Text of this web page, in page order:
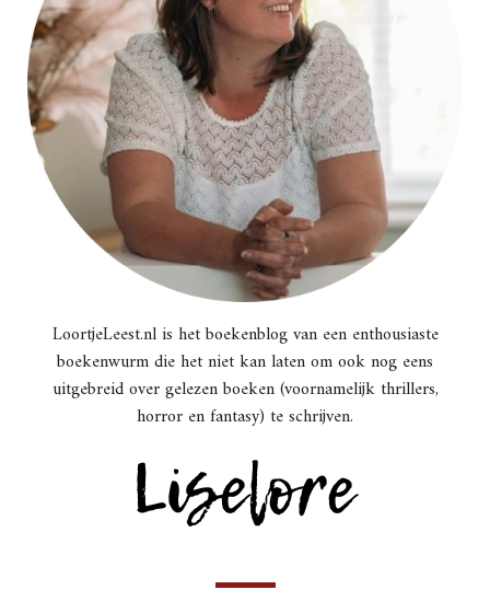
LoortjeLeest.nl is het boekenblog van een enthousiaste
boekenwurm die het niet kan laten om ook nog eens
uitgebreid over gelezen boeken (voornamelijk thrillers,
horror en fantasy) te schrijven.